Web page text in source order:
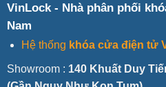
VinLock - Nhà phân phối
Nam
Hệ thống khóa cửa điện tử
Showroom : 140 Khuất Duy